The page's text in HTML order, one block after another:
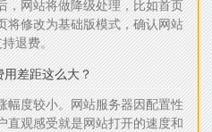
，网站将做降级处理，比如首页
将修改为基础版模式，确认网站
退费。
用差距这么大？
幅度较小。网站服务器因配置性
直观感受就是网站打开的速度和